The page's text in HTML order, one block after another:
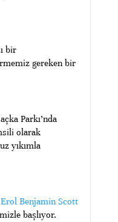
bir
gereken bir
Parkı’nda
olarak
yıkımla
Erol Benjamin Scott
başlıyor.